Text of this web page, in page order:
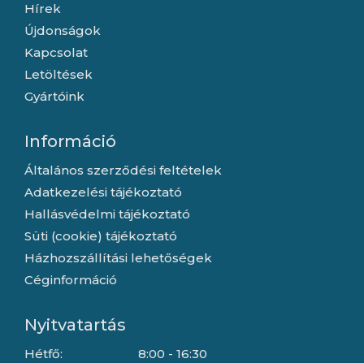
Hírek
Újdonságok
Kapcsolat
Letöltések
Gyártóink
Információ
Általános szerződési feltételek
Adatkezelési tájékoztató
Hallásvédelmi tájékoztató
Süti (cookie) tájékoztató
Házhozszállítási lehetőségek
Céginformáció
Nyitvatartás
Hétfő:
8:00 - 16:30